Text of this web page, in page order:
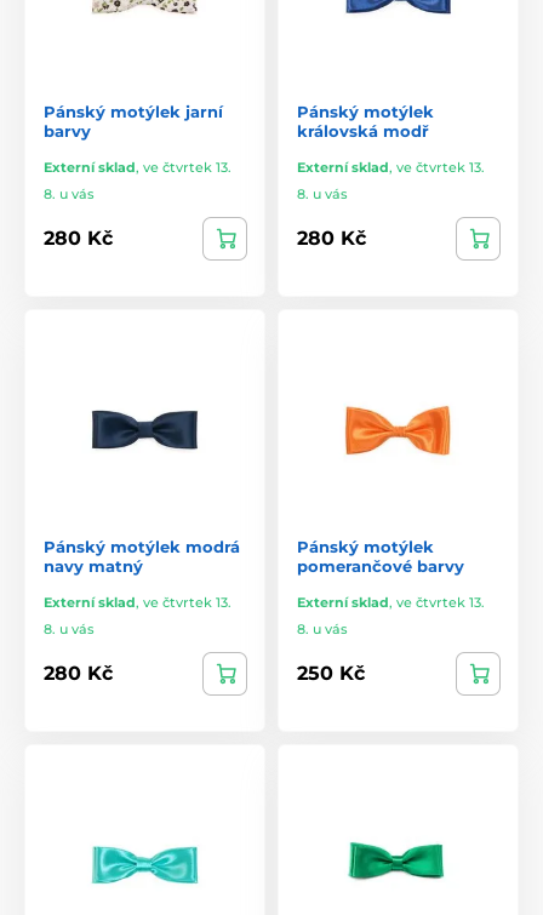
Pánský motýlek jarní
barvy
Externí sklad, ve čtvrtek 13.
8. u vás
280 Kč
Pánský motýlek
královská modř
Externí sklad, ve čtvrtek 13.
8. u vás
280 Kč
Pánský motýlek modrá
navy matný
Externí sklad, ve čtvrtek 13.
8. u vás
280 Kč
Pánský motýlek
pomerančové barvy
Externí sklad, ve čtvrtek 13.
8. u vás
250 Kč